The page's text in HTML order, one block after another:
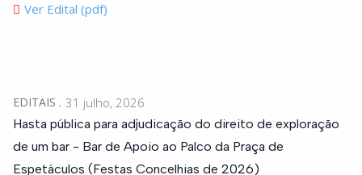
Ver Edital (pdf)
EDITAIS 31 julho, 2026
Hasta pública para adjudicação do direito de exploração
de um bar - Bar de Apoio ao Palco da Praça de
Espetáculos (Festas Concelhias de 2026)